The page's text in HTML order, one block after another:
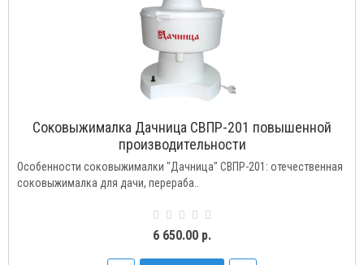
Соковыжималка Дачница СВПР-201 повышенной
производительности
Особенности соковыжималки "Дачница" СВПР-201: отечественная
соковыжималка для дачи, перераба..
6 650.00 р.